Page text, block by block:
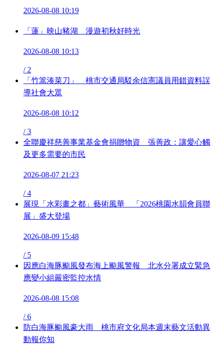
2026-08-08 10:19
「蓮」映山豬湖 漫遊初秋好時光
2026-08-08 10:13
/ 2
「竹篙湊菜刀」 桃市交通局駁余信憲議員用錯資料誤
導社會大眾
2026-08-08 10:12
/ 3
全聯慶祥慈善事業基金會捐贈物資 張善政：讓愛心觸
及更多需要的市民
2026-08-07 21:23
/ 4
展現「水彩畫之都」藝術風華 「2026桃園水韻會員聯
展」盛大登場
2026-08-09 15:48
/ 5
因應白海豚颱風發布海上颱風警報 北水分署成立緊急
應變小組嚴密監控水情
2026-08-08 15:08
/ 6
防白海豚颱風豪大雨 桃市府文化局本週末藝文活動異
動報你知